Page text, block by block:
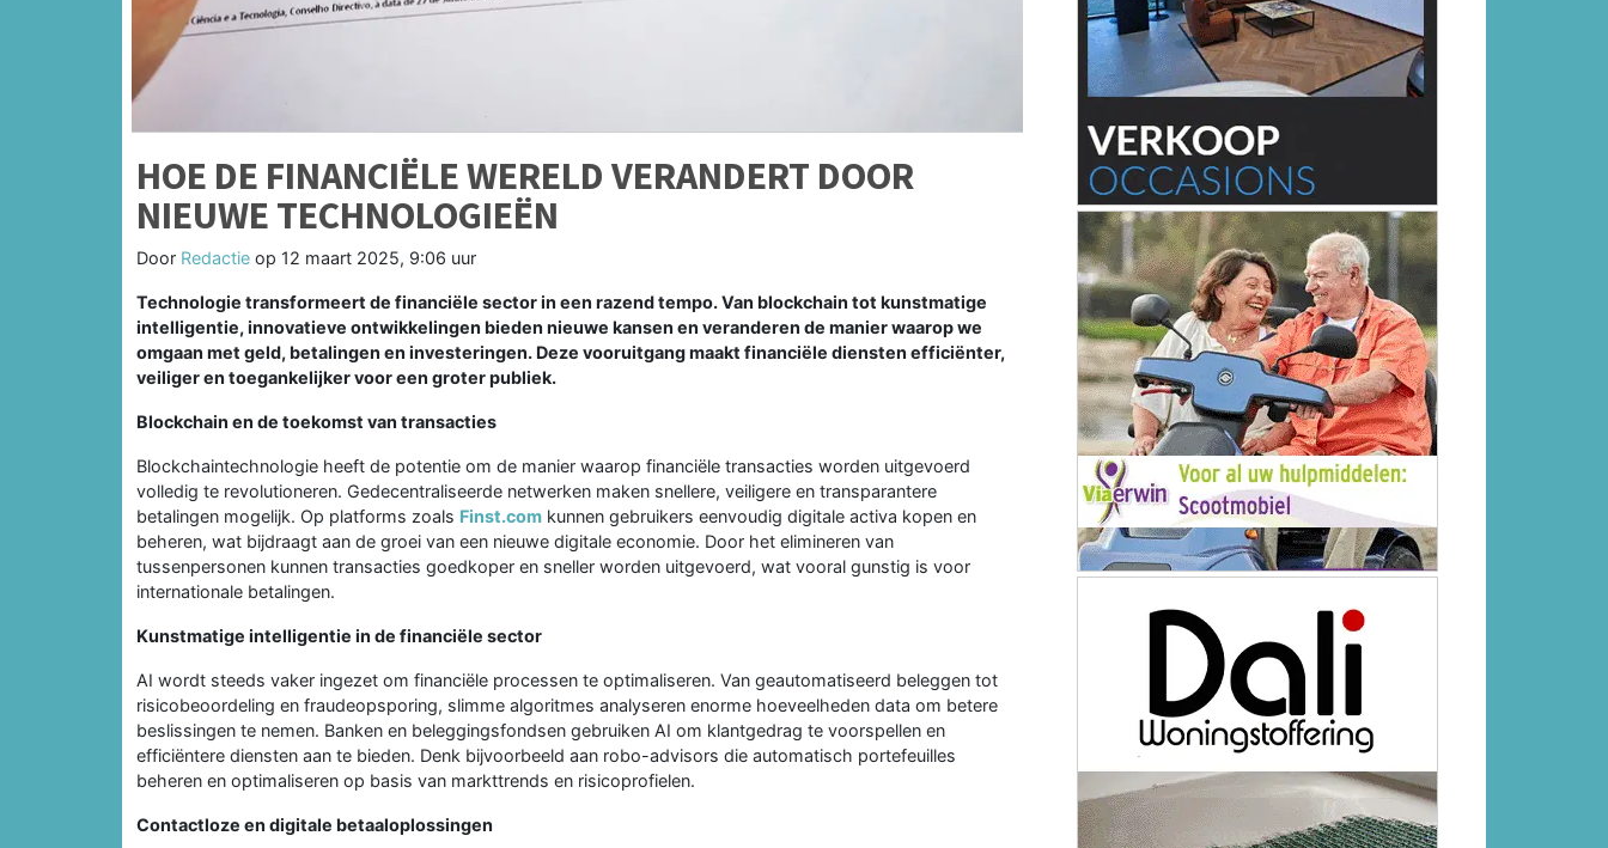
HOE DE FINANCIËLE WERELD VERANDERT DOOR
NIEUWE TECHNOLOGIEËN
Door Redactie op 12 maart 2025, 9:06 uur
Technologie transformeert de financiële sector in een razend tempo. Van blockchain tot kunstmatige
intelligentie, innovatieve ontwikkelingen bieden nieuwe kansen en veranderen de manier waarop we
omgaan met geld, betalingen en investeringen. Deze vooruitgang maakt financiële diensten efficiënter,
veiliger en toegankelijker voor een groter publiek.
Blockchain en de toekomst van transacties
Blockchaintechnologie heeft de potentie om de manier waarop financiële transacties worden uitgevoerd
volledig te revolutioneren. Gedecentraliseerde netwerken maken snellere, veiligere en transparantere
betalingen mogelijk. Op platforms zoals Finst.com kunnen gebruikers eenvoudig digitale activa kopen en
beheren, wat bijdraagt aan de groei van een nieuwe digitale economie. Door het elimineren van
tussenpersonen kunnen transacties goedkoper en sneller worden uitgevoerd, wat vooral gunstig is voor
internationale betalingen.
Kunstmatige intelligentie in de financiële sector
AI wordt steeds vaker ingezet om financiële processen te optimaliseren. Van geautomatiseerd beleggen tot
risicobeoordeling en fraudeopsporing, slimme algoritmes analyseren enorme hoeveelheden data om betere
beslissingen te nemen. Banken en beleggingsfondsen gebruiken AI om klantgedrag te voorspellen en
efficiëntere diensten aan te bieden. Denk bijvoorbeeld aan robo-advisors die automatisch portefeuilles
beheren en optimaliseren op basis van markttrends en risicoprofielen.
Contactloze en digitale betaaloplossingen